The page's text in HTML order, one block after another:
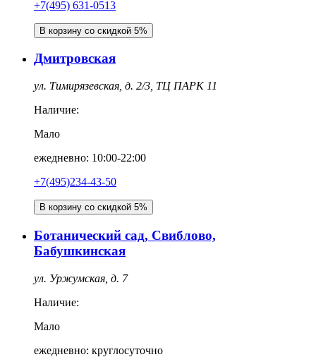
+7(495) 631-0513
В корзину со скидкой 5%
Дмитровская
ул. Тимирязевская, д. 2/3, ТЦ ПАРК 11
Наличие:
Мало
ежедневно: 10:00-22:00
+7(495)234-43-50
В корзину со скидкой 5%
Ботанический сад, Свиблово,
Бабушкинская
ул. Уржумская, д. 7
Наличие:
Мало
ежедневно: круглосуточно